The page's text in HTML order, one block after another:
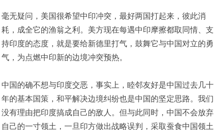
毫无疑问，美国很希望中印冲突，最好两国打起来，彼此消
耗，成全它的渔翁之利。美方现在每遇中印摩擦都取同情、支
持印度的态度，就是要给新德里打气，鼓舞它与中国对立的勇
气，为点燃中印新的边境冲突预热。
中国的确不想与印度交恶，事实上，睦邻友好是中国过去几十
年的基本国策，和平解决边境纠纷也是中国的坚定思路。我们
没有理由把印度搞成自己的敌人。但与此同时，中国不会放弃
自己的一寸领土，一旦印方做出战略误判，采取蚕食中国领土